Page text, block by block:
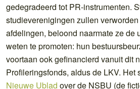
gedegradeerd tot PR-instrumenten.
studieverenigingen zullen
afdelingen, beloond naarmate ze de
weten te promoten: hun
voortaan ook gefinancierd vanuit dit
Profileringsfonds, aldus de LKV. Het
Nieuwe Ublad over de NSBU (de